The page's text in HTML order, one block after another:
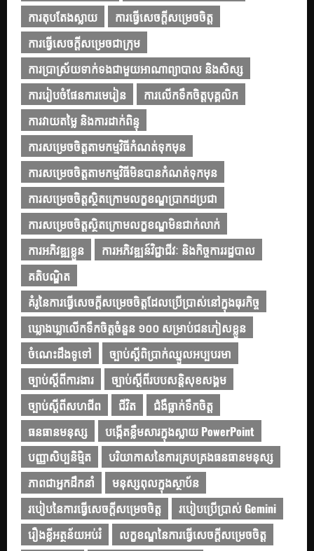
ការតុបតែងស្លាយ
ការធ្វើសេចក្ដីសម្រេចចិត្ត
ការធ្វើសេចក្តីសម្រេចជាក្រុម
ការប្រាស្រ័យទាក់ទងជាមួយអាណាព្យាបាល និងសិស្ស
ការរៀបចំផែនការមេរៀន
ការលើកទឹកចិត្តបុគ្គលិក
ការវាយតម្លៃ និងការដាក់ពិន្ទុ
ការសម្រេចចិត្តតាមកម្មវិធីកំណត់ទុកមុន
ការសម្រេចចិត្តតាមកម្មវិធីមិនបានកំណត់ទុកមុន
ការសម្រេចចិត្តស្ថិតក្រោមលក្ខខណ្ឌប្រាកដប្រជា
ការសម្រេចចិត្តស្ថិតក្រោមលក្ខខណ្ឌមិនជាក់លាក់
ការអភិវឌ្ឍខ្លួន
ការអភិវឌ្ឍន៍វិជ្ជាជីវៈ និងកិច្ចការរដ្ឋបាល
គតិបណ្ឌិត
គំរូនៃការធ្វើសេចក្ដីសម្រេចចិត្តដែលប្រើប្រាស់នៅក្នុងធុរកិច្ច
ឃ្លោងឃ្លាលើកទឹកចិត្តចំនួន ១០០ សម្រាប់ជនភៀសខ្លួន
ចំណេះដឹងទូទៅ
ច្បាប់ស្ដីពិប្រាក់ឈ្នួលអប្បបរមា
ច្បាប់ស្ដីពីការងារ
ច្បាប់ស្ដីពីរបបសន្តិសុខសង្គម
ច្បាប់ស្ដីពីសហជីព
ជីវិត
ជំងឺធ្លាក់ទឹកចិត្ត
ធនធានមនុស្ស
បង្កើតខ្លឹមសារក្នុងស្លាយ PowerPoint
បញ្ញាសិប្បនិម្មិត
បរិយាកាសនៃការគ្របគ្រងធនធានមនុស្ស
ភាពជាអ្នកដឹកនាំ
មនុស្សពុលក្នុងស្ថាប័ន
របៀបនៃការធ្វើសេចក្តីសម្រេចចិត្ត
របៀបប្រើប្រាស់ Gemini
រឿងខ្លីអត្ថន័យអប់រំ
លក្ខខណ្ឌនៃការធ្វើសេចក្ដីសម្រេចចិត្ត